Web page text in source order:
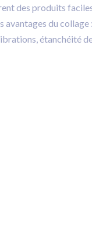
des produits
du
étanchéité